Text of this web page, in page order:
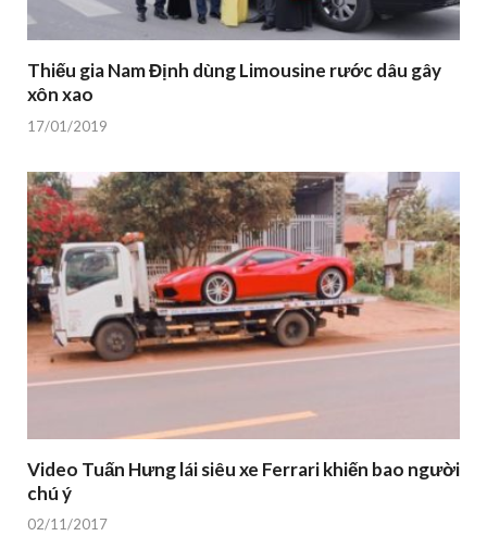
Thiếu gia Nam Định dùng Limousine rước dâu gây
xôn xao
17/01/2019
Video Tuấn Hưng lái siêu xe Ferrari khiến bao người
chú ý
02/11/2017